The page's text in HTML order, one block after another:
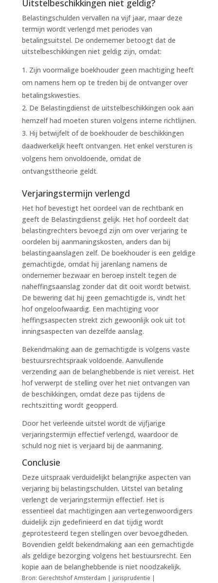
Uitstelbeschikkingen niet geldig?
Belastingschulden vervallen na vijf jaar, maar deze
termijn wordt verlengd met periodes van
betalingsuitstel. De ondernemer betoogt dat de
uitstelbeschikkingen niet geldig zijn, omdat:
Zijn voormalige boekhouder geen machtiging heeft
om namens hem op te treden bij de ontvanger over
betalingskwesties.
De Belastingdienst de uitstelbeschikkingen ook aan
hemzelf had moeten sturen volgens interne richtlijnen.
Hij betwijfelt of de boekhouder de beschikkingen
daadwerkelijk heeft ontvangen. Het enkel versturen is
volgens hem onvoldoende, omdat de
ontvangsttheorie geldt.
Verjaringstermijn verlengd
Het hof bevestigt het oordeel van de rechtbank en
geeft de Belastingdienst gelijk. Het hof oordeelt dat
belastingrechters bevoegd zijn om over verjaring te
oordelen bij aanmaningskosten, anders dan bij
belastingaanslagen zelf. De boekhouder is een geldige
gemachtigde, omdat hij jarenlang namens de
ondernemer bezwaar en beroep instelt tegen de
naheffingsaanslag zonder dat dit ooit wordt betwist.
De bewering dat hij geen gemachtigde is, vindt het
hof ongeloofwaardig. Een machtiging voor
heffingsaspecten strekt zich gewoonlijk ook uit tot
inningsaspecten van dezelfde aanslag.
Bekendmaking aan de gemachtigde is volgens vaste
bestuursrechtspraak voldoende. Aanvullende
verzending aan de belanghebbende is niet vereist. Het
hof verwerpt de stelling over het niet ontvangen van
de beschikkingen, omdat deze pas tijdens de
rechtszitting wordt geopperd.
Door het verleende uitstel wordt de vijfjarige
verjaringstermijn effectief verlengd, waardoor de
schuld nog niet is verjaard bij de aanmaning.
Conclusie
Deze uitspraak verduidelijkt belangrijke aspecten van
verjaring bij belastingschulden. Uitstel van betaling
verlengt de verjaringstermijn effectief. Het is
essentieel dat machtigingen aan vertegenwoordigers
duidelijk zijn gedefinieerd en dat tijdig wordt
geprotesteerd tegen stellingen over bevoegdheden.
Bovendien geldt bekendmaking aan een gemachtigde
als geldige bezorging volgens het bestuursrecht. Een
kopie aan de belanghebbende is niet noodzakelijk.
Bron: Gerechtshof Amsterdam | jurisprudentie |